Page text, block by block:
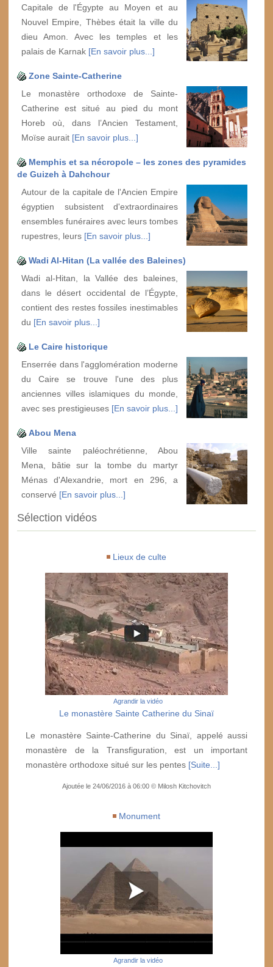
Capitale de l'Égypte au Moyen et au
Nouvel Empire, Thèbes était la ville du
dieu Amon. Avec les temples et les
palais de Karnak [En savoir plus...]
Zone Sainte-Catherine
Le monastère orthodoxe de Sainte-
Catherine est situé au pied du mont
Horeb où, dans l’Ancien Testament,
Moïse aurait [En savoir plus...]
Memphis et sa nécropole – les zones des pyramides
de Guizeh à Dahchour
Autour de la capitale de l'Ancien Empire
égyptien subsistent d'extraordinaires
ensembles funéraires avec leurs tombes
rupestres, leurs [En savoir plus...]
Wadi Al-Hitan (La vallée des Baleines)
Wadi al-Hitan, la Vallée des baleines,
dans le désert occidental de l’Égypte,
contient des restes fossiles inestimables
du [En savoir plus...]
Le Caire historique
Enserrée dans l'agglomération moderne
du Caire se trouve l'une des plus
anciennes villes islamiques du monde,
avec ses prestigieuses [En savoir plus...]
Abou Mena
Ville sainte paléochrétienne, Abou
Mena, bâtie sur la tombe du martyr
Ménas d'Alexandrie, mort en 296, a
conservé [En savoir plus...]
Sélection vidéos
Lieux de culte
Agrandir la vidéo
Le monastère Sainte Catherine du Sinaï
Le monastère Sainte-Catherine du Sinaï, appelé aussi
monastère de la Transfiguration, est un important
monastère orthodoxe situé sur les pentes [Suite...]
Ajoutée le 24/06/2016 à 06:00 © Milosh Kitchovitch
Monument
Agrandir la vidéo